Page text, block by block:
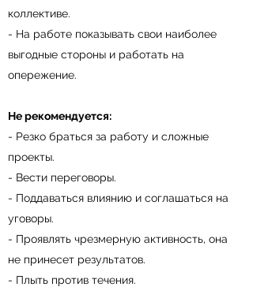
коллективе.
- На работе показывать свои наиболее
выгодные стороны и работать на
опережение.
Не рекомендуется:
- Резко браться за работу и сложные
проекты.
- Вести переговоры.
- Поддаваться влиянию и соглашаться на
уговоры.
- Проявлять чрезмерную активность, она
не принесет результатов.
- Плыть против течения.